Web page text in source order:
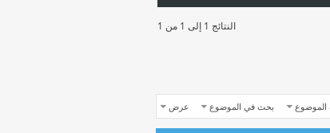
النتائج 1 إلى 1 من 1
الموضوع بحث في الموضوع عرض